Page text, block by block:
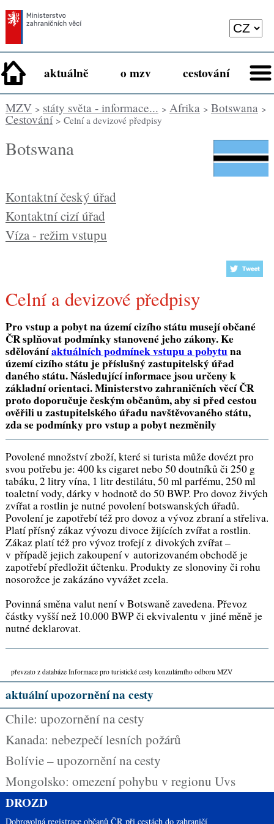
aktuálně o mzv cestování
MZV> státy světa - informace... > Afrika> Botswana>
Cestování> Celní a devizové předpisy
Botswana
Kontaktní český úřad
Kontaktní cizí úřad
Víza - režim vstupu
Celní a devizové předpisy
Pro vstup a pobyt na území cizího státu musejí občané
ČR splňovat podmínky stanovené jeho zákony. Ke
sdělováníaktuálních podmínek vstupu a pobytuna
území cizího státu je příslušný zastupitelský úřad
daného státu. Následující informace jsou určeny k
základní orientaci. Ministerstvo zahraničních věcí ČR
proto doporučuje českým občanům, aby si před cestou
ověřili u zastupitelského úřadu navštěvovaného státu,
zda se podmínky pro vstup a pobyt nezměnily
Povolené množství zboží, které si turista může dovézt pro
svou potřebu je: 400 ks cigaret nebo 50 doutníků či 250 g
tabáku, 2 litry vína, 1 litr destilátu, 50 ml parfému, 250 ml
toaletní vody, dárky v hodnotě do 50 BWP. Pro dovoz živých
zvířat a rostlin je nutné povolení botswanských úřadů.
Povolení je zapotřebí též pro dovoz a vývoz zbraní a střeliva.
Platí přísný zákaz vývozu divoce žijících zvířat a rostlin.
Zákaz platí též pro vývoz trofejí z divokých zvířat –
v případě jejich zakoupení v autorizovaném obchodě je
zapotřebí předložit účtenku. Produkty ze slonoviny či rohu
nosorožce je zakázáno vyvážet zcela.
Povinná směna valut není v Botswaně zavedena. Převoz
částky vyšší než 10.000 BWP či ekvivalentu v jiné měně je
nutné deklarovat.
převzato z databáze Informace pro turistické cesty konzulárního odboru MZV
aktuální upozornění na cesty
Chile: upozornění na cesty
Kanada: nebezpečí lesních požárů
Bolívie – upozornění na cesty
Mongolsko: omezení pohybu v regionu Uvs
DROZD
Dobrovolná registrace občanů ČR při cestách do zahraničí